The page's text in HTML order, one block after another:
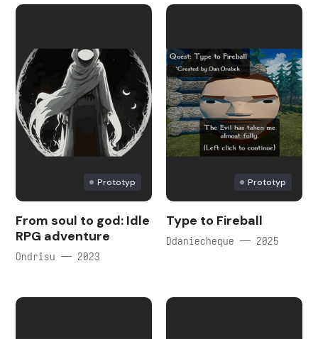
Prototyp
From soul to god: Idle
RPG adventure
Ondrisu — 2023
Prototyp
Type to Fireball
Ddaniecheque — 2025